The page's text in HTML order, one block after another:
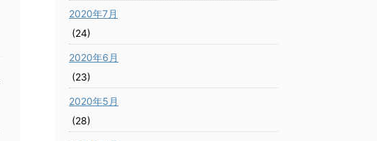
2020年7月
(24)
2020年6月
(23)
2020年5月
(28)